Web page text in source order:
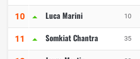
10 Luca Marini 10
11 Somkiat Chantra 35